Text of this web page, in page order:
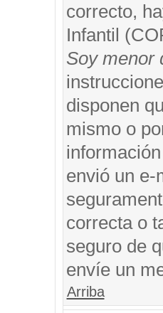
correcto,
Infantil
Soy menor
disponen
mismo o
envió un e-
correcta o
seguro de
envíe un
Arriba